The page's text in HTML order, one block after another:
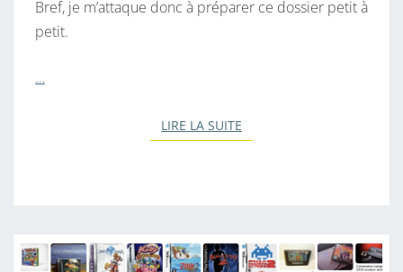
Bref, je m’attaque donc à préparer ce dossier petit à
petit.
…
LIRE LA SUITE